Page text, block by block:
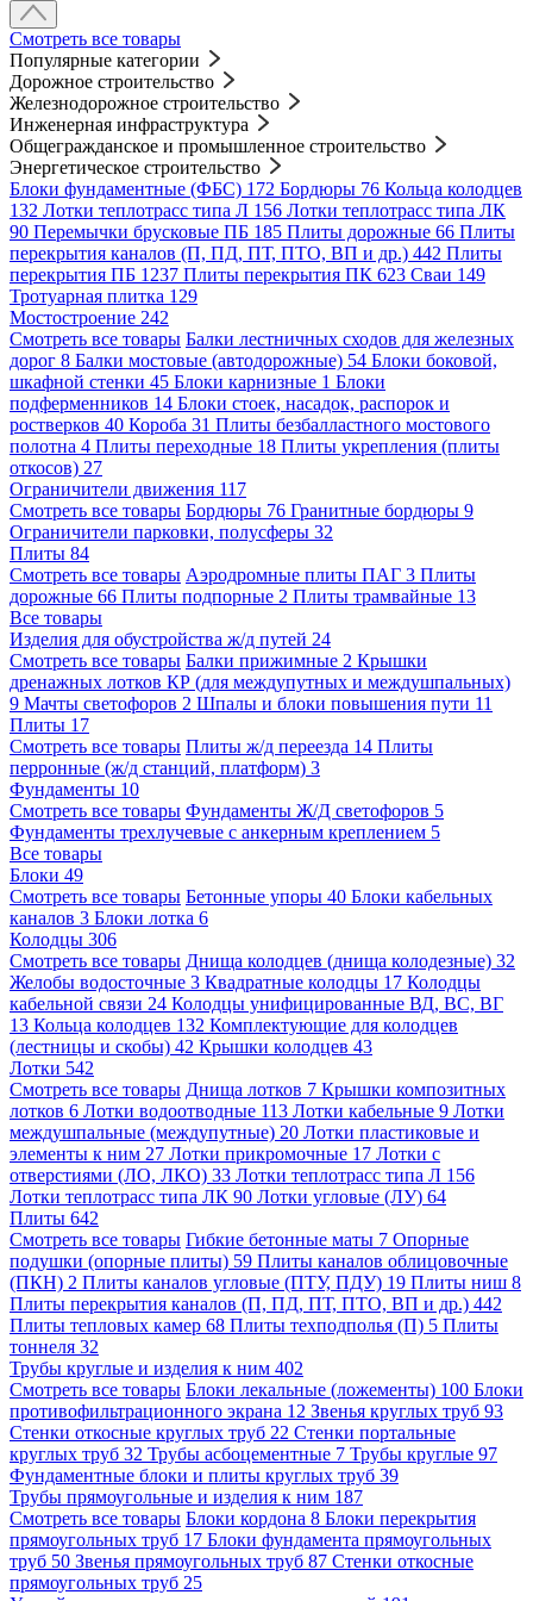
Смотреть все товары
Популярные категории
Дорожное строительство
Железнодорожное строительство
Инженерная инфраструктура
Общегражданское и промышленное строительство
Энергетическое строительство
Блоки фундаментные (ФБС) 172 Бордюры 76 Кольца колодцев
132 Лотки теплотрасс типа Л 156 Лотки теплотрасс типа ЛК
90 Перемычки брусковые ПБ 185 Плиты дорожные 66 Плиты
перекрытия каналов (П, ПД, ПТ, ПТО, ВП и др.) 442 Плиты
перекрытия ПБ 1237 Плиты перекрытия ПК 623 Сваи 149
Тротуарная плитка 129
Мостостроение 242
Смотреть все товары Балки лестничных сходов для железных
дорог 8 Балки мостовые (автодорожные) 54 Блоки боковой,
шкафной стенки 45 Блоки карнизные 1 Блоки
подферменников 14 Блоки стоек, насадок, распорок и
ростверков 40 Короба 31 Плиты безбалластного мостового
полотна 4 Плиты переходные 18 Плиты укрепления (плиты
откосов) 27
Ограничители движения 117
Смотреть все товары Бордюры 76 Гранитные бордюры 9
Ограничители парковки, полусферы 32
Плиты 84
Смотреть все товары Аэродромные плиты ПАГ 3 Плиты
дорожные 66 Плиты подпорные 2 Плиты трамвайные 13
Все товары
Изделия для обустройства ж/д путей 24
Смотреть все товары Балки прижимные 2 Крышки
дренажных лотков КР (для междупутных и междушпальных)
9 Мачты светофоров 2 Шпалы и блоки повышения пути 11
Плиты 17
Смотреть все товары Плиты ж/д переезда 14 Плиты
перронные (ж/д станций, платформ) 3
Фундаменты 10
Смотреть все товары Фундаменты Ж/Д светофоров 5
Фундаменты трехлучевые с анкерным креплением 5
Все товары
Блоки 49
Смотреть все товары Бетонные упоры 40 Блоки кабельных
каналов 3 Блоки лотка 6
Колодцы 306
Смотреть все товары Днища колодцев (днища колодезные) 32
Желобы водосточные 3 Квадратные колодцы 17 Колодцы
кабельной связи 24 Колодцы унифицированные ВД, ВС, ВГ
13 Кольца колодцев 132 Комплектующие для колодцев
(лестницы и скобы) 42 Крышки колодцев 43
Лотки 542
Смотреть все товары Днища лотков 7 Крышки композитных
лотков 6 Лотки водоотводные 113 Лотки кабельные 9 Лотки
междушпальные (междупутные) 20 Лотки пластиковые и
элементы к ним 27 Лотки прикромочные 17 Лотки с
отверстиями (ЛО, ЛКО) 33 Лотки теплотрасс типа Л 156
Лотки теплотрасс типа ЛК 90 Лотки угловые (ЛУ) 64
Плиты 642
Смотреть все товары Гибкие бетонные маты 7 Опорные
подушки (опорные плиты) 59 Плиты каналов облицовочные
(ПКН) 2 Плиты каналов угловые (ПТУ, ПДУ) 19 Плиты ниш 8
Плиты перекрытия каналов (П, ПД, ПТ, ПТО, ВП и др.) 442
Плиты тепловых камер 68 Плиты техподполья (П) 5 Плиты
тоннеля 32
Трубы круглые и изделия к ним 402
Смотреть все товары Блоки лекальные (ложементы) 100 Блоки
противофильтрационного экрана 12 Звенья круглых труб 93
Стенки откосные круглых труб 22 Стенки портальные
круглых труб 32 Трубы асбоцементные 7 Трубы круглые 97
Фундаментные блоки и плиты круглых труб 39
Трубы прямоугольные и изделия к ним 187
Смотреть все товары Блоки кордона 8 Блоки перекрытия
прямоугольных труб 17 Блоки фундамента прямоугольных
труб 50 Звенья прямоугольных труб 87 Стенки откосные
прямоугольных труб 25